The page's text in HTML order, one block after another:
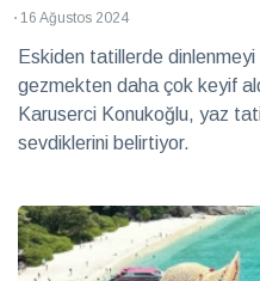
Farklı
keşfetmeyi
seviyorum
28 Temmuz
Cevap
16 Ağustos 2024
Eskiden tatillerde
gezmekten daha çok keyif
Karuserci Konukoğlu, yaz
sevdiklerini belirtiyor.